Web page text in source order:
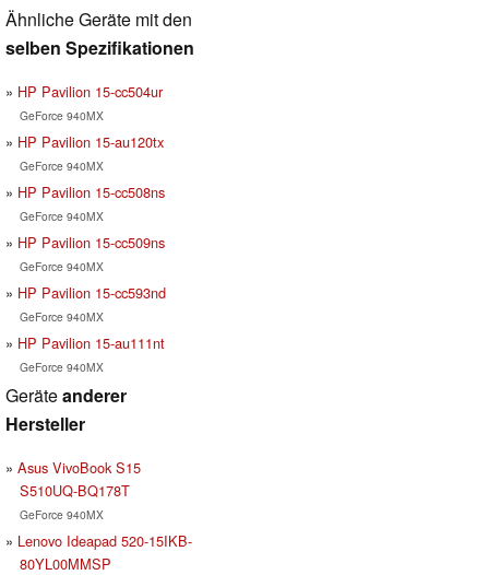
Ähnliche Geräte mit den
selben Spezifikationen
HP Pavilion 15-cc504ur
GeForce 940MX
HP Pavilion 15-au120tx
GeForce 940MX
HP Pavilion 15-cc508ns
GeForce 940MX
HP Pavilion 15-cc509ns
GeForce 940MX
HP Pavilion 15-cc593nd
GeForce 940MX
HP Pavilion 15-au111nt
GeForce 940MX
Geräteanderer
Hersteller
Asus VivoBook S15
S510UQ-BQ178T
GeForce 940MX
Lenovo Ideapad 520-15IKB-
80YL00MMSP